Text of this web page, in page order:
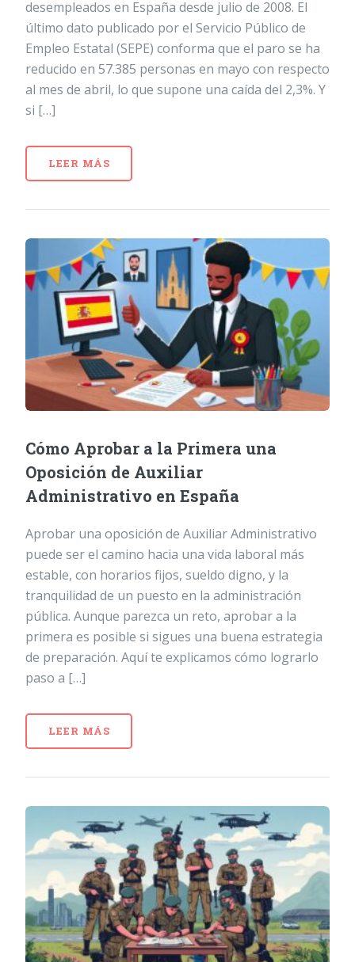
desempleados en España desde julio de 2008. El
último dato publicado por el Servicio Público de
Empleo Estatal (SEPE) conforma que el paro se ha
reducido en 57.385 personas en mayo con respecto
al mes de abril, lo que supone una caída del 2,3%. Y
si […]
LEER MÁS
Cómo Aprobar a la Primera una
Oposición de Auxiliar
Administrativo en España
Aprobar una oposición de Auxiliar Administrativo
puede ser el camino hacia una vida laboral más
estable, con horarios fijos, sueldo digno, y la
tranquilidad de un puesto en la administración
pública. Aunque parezca un reto, aprobar a la
primera es posible si sigues una buena estrategia
de preparación. Aquí te explicamos cómo lograrlo
paso a […]
LEER MÁS